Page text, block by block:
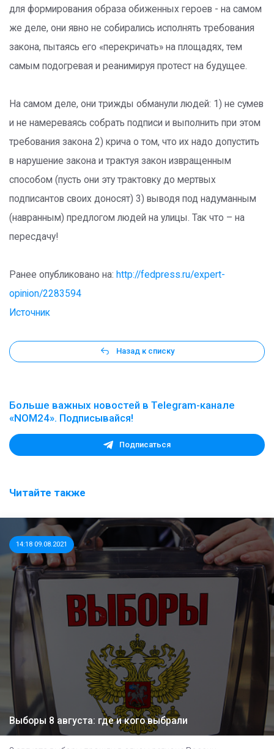
для формирования образа обиженных героев - на самом
же деле, они явно не собирались исполнять требования
закона, пытаясь его «перекричать» на площадях, тем
самым подогревая и реанимируя протест на будущее.
На самом деле, они трижды обманули людей: 1) не сумев
и не намереваясь собрать подписи и выполнить при этом
требования закона 2) крича о том, что их надо допустить
в нарушение закона и трактуя закон извращенным
способом (пусть они эту трактовку до мертвых
подписантов своих доносят) 3) выводя под надуманным
(навранным) предлогом людей на улицы. Так что – на
пересдачу!
Ранее опубликовано на: http://fedpress.ru/expert-
opinion/2283594
Источник
Назад к списку
Больше важных новостей в Telegram-канале
«NOM24». Подписывайся!
Подписаться
Читайте также
14:18 09.08.2021
Выборы 8 августа: где и кого выбрали